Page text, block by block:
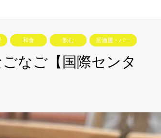
和食 飲む 居酒屋・バー
なご【国際センタ